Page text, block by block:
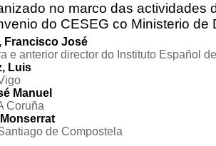
no marco das actividades
do CESEG co Ministerio de
Francisco José
e anterior director do Instituto Español
Luis
Manuel
Coruña
de Compostela